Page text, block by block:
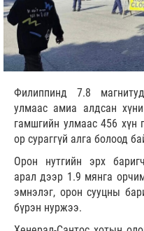
Филиппинд 7.8
улмаас амиа алдсан
гамшгийн улмаас 456 хүн
ор сураггүй алга болоод
Орон нутгийн эрх
арал дээр 1.9 мянга
эмнэлэг, орон сууцны
бүрэн нуржээ.